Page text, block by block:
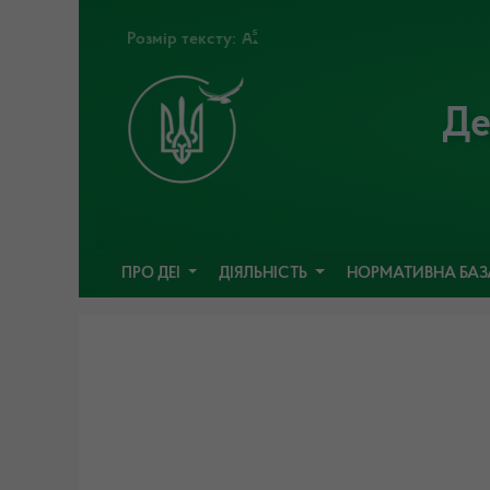
Розмір тексту:
ПРО ДЕІ ДІЯЛЬНІСТЬ НОРМАТИВНА